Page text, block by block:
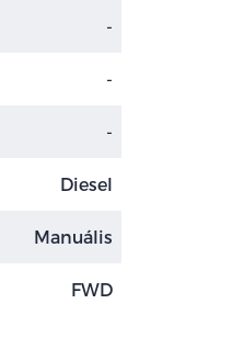
-
-
-
Diesel
Manuális
FWD